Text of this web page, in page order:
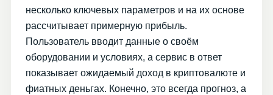
несколько ключевых параметров и на их основе
рассчитывает примерную прибыль.
Пользователь вводит данные о своём
оборудовании и условиях, а сервис в ответ
показывает ожидаемый доход в криптовалюте и
фиатных деньгах. Конечно, это всегда прогноз, а